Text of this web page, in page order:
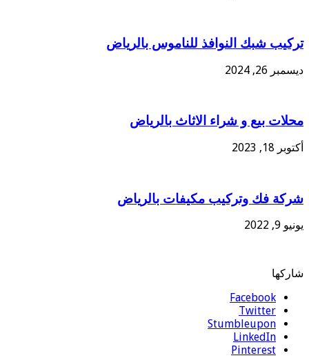
تركيب شبك النوافذ للناموس بالرياض
ديسمبر 26, 2024
محلات بيع و شراء الاثاث بالرياض
أكتوبر 18, 2023
شركة فك وتركيب مكيفات بالرياض
يونيو 9, 2022
شاركها
Facebook
Twitter
Stumbleupon
LinkedIn
Pinterest